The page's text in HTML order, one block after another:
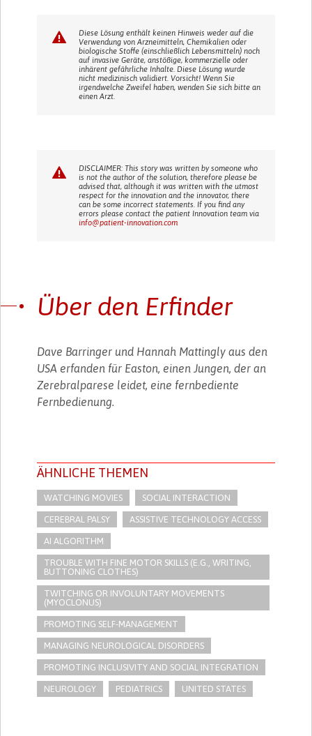
Diese Lösung enthält keinen Hinweis weder auf die
Verwendung von Arzneimitteln, Chemikalien oder
biologische Stoffe (einschließlich Lebensmitteln) noch
auf invasive Geräte, anstößige, kommerzielle oder
inhärent gefährliche Inhalte. Diese Lösung wurde
nicht medizinisch validiert. Vorsicht! Wenn Sie
irgendwelche Zweifel haben, wenden Sie sich bitte an
einen Arzt.
DISCLAIMER: This story was written by someone who
is not the author of the solution, therefore please be
advised that, although it was written with the utmost
respect for the innovation and the innovator, there
can be some incorrect statements. If you find any
errors please contact the patient Innovation team via
info@patient-innovation.com
Über den Erfinder
Dave Barringer und Hannah Mattingly aus den
USA erfanden für Easton, einen Jungen, der an
Zerebralparese leidet, eine fernbediente
Fernbedienung.
ÄHNLICHE THEMEN
WATCHING MOVIES SOCIAL INTERACTION
CEREBRAL PALSY ASSISTIVE TECHNOLOGY ACCESS
AI ALGORITHM
TROUBLE WITH FINE MOTOR SKILLS (E.G., WRITING,
BUTTONING CLOTHES)
TWITCHING OR INVOLUNTARY MOVEMENTS
(MYOCLONUS)
PROMOTING SELF-MANAGEMENT
MANAGING NEUROLOGICAL DISORDERS
PROMOTING INCLUSIVITY AND SOCIAL INTEGRATION
NEUROLOGY PEDIATRICS UNITED STATES